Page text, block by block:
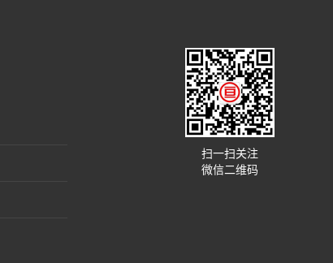
扫一扫关注
微信二维码